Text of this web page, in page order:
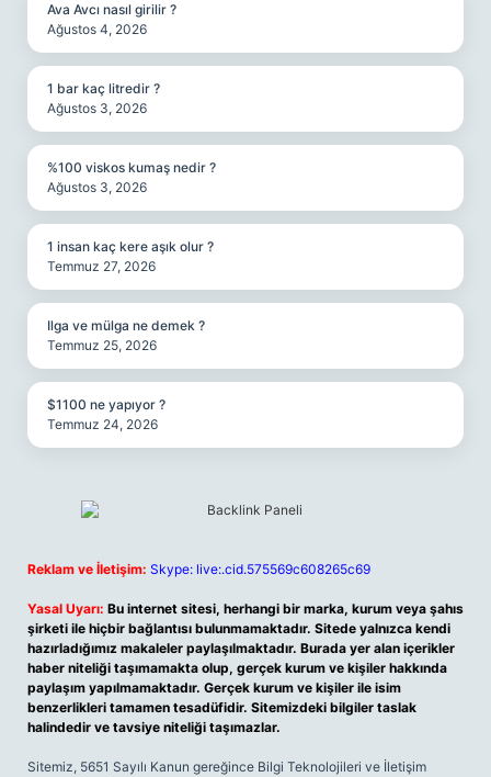
Ava Avcı nasıl girilir ?
Ağustos 4, 2026
1 bar kaç litredir ?
Ağustos 3, 2026
%100 viskos kumaş nedir ?
Ağustos 3, 2026
1 insan kaç kere aşık olur ?
Temmuz 27, 2026
Ilga ve mülga ne demek ?
Temmuz 25, 2026
$1100 ne yapıyor ?
Temmuz 24, 2026
Reklam ve İletişim: Skype: live:.cid.575569c608265c69
Yasal Uyarı: Bu internet sitesi, herhangi bir marka, kurum veya şahıs
şirketi ile hiçbir bağlantısı bulunmamaktadır. Sitede yalnızca kendi
hazırladığımız makaleler paylaşılmaktadır. Burada yer alan içerikler
haber niteliği taşımamakta olup, gerçek kurum ve kişiler hakkında
paylaşım yapılmamaktadır. Gerçek kurum ve kişiler ile isim
benzerlikleri tamamen tesadüfidir. Sitemizdeki bilgiler taslak
halindedir ve tavsiye niteliği taşımazlar.
Sitemiz, 5651 Sayılı Kanun gereğince Bilgi Teknolojileri ve İletişim